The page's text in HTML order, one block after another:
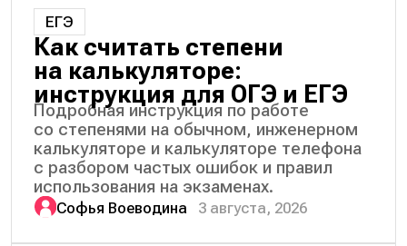
ЕГЭ
Как считать степени
на калькуляторе:
инструкция для ОГЭ и ЕГЭ
Подробная инструкция по работе
со степенями на обычном, инженерном
калькуляторе и калькуляторе телефона
с разбором частых ошибок и правил
использования на экзаменах.
Софья Воеводина 3 августа, 2026